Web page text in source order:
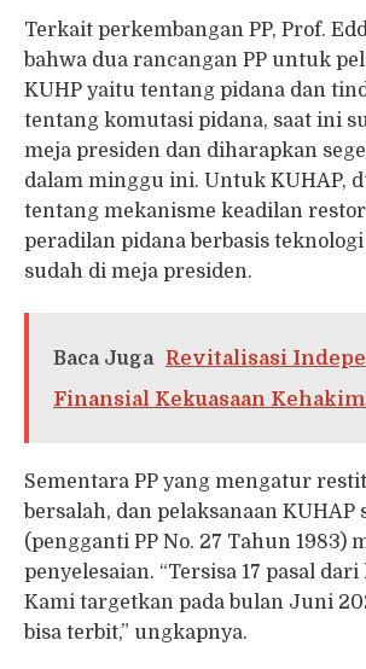
Terkait perkembangan PP, Prof.
bahwa dua rancangan PP untuk
KUHP yaitu tentang pidana dan
tentang komutasi pidana, saat ini
meja presiden dan diharapkan
dalam minggu ini. Untuk KUHAP,
tentang mekanisme keadilan
peradilan pidana berbasis
sudah di meja presiden.
Baca Juga
Revitalisasi
Finansial Kekuasaan
Sementara PP yang mengatur
bersalah, dan pelaksanaan KUHAP
(pengganti PP No. 27 Tahun 1983)
penyelesaian. “Tersisa 17 pasal
Kami targetkan pada bulan Juni
bisa terbit,” ungkapnya.